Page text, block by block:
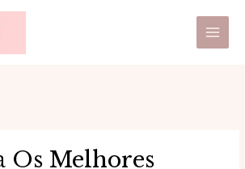
Main
Os Melhores